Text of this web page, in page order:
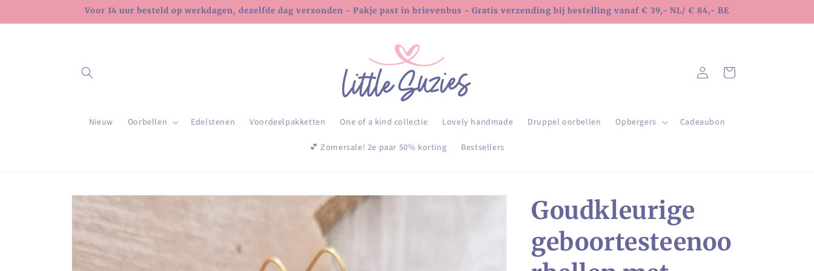
content
Voor 14 uur besteld op werkdagen, dezelfde dag verzonden - Pakje past in brievenbus - Gratis verzending bij bestelling vanaf € 39,- NL/ € 84,- BE
Nieuw Oorbellen Edelstenen Voordeelpakketten One of a kind collectie Lovely handmade Druppel oorbellen Opbergers Cadeaubon
💕 Zomersale! 2e paar 50% korting Bestsellers
InloggenWinkelwagen
Ga direct naar
productinformatie
Goudkleurige
geboortesteenoo